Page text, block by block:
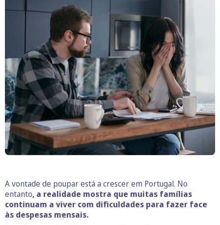
A vontade de poupar está a crescer em Portugal. No
entanto, a realidade mostra que muitas famílias
continuam a viver com dificuldades para fazer face
às despesas mensais.